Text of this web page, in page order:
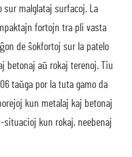
sur malglataj surfacoj. La
fortojn tra pli vasta
de ŝokfortoj sur la patelo
betonaj aŭ rokaj terenoj. Tiu
taŭga por la tuta gamo da
kun metalaj kaj betonaj
kun rokaj, neebenaj